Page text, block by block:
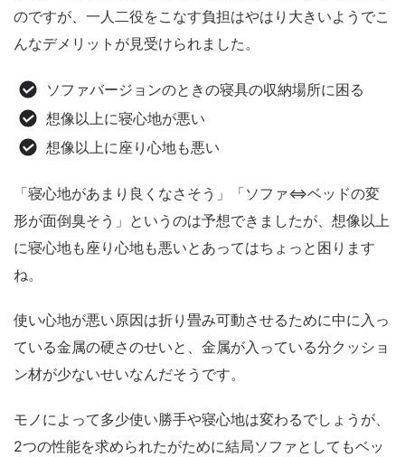
のですが、一人二役をこなす負担はやはり大きいようでこ
んなデメリットが見受けられました。
ソファバージョンのときの寝具の収納場所に困る
想像以上に寝心地が悪い
想像以上に座り心地も悪い
「寝心地があまり良くなさそう」「ソファ⇔ベッドの変
形が面倒臭そう」というのは予想できましたが、想像以上
に寝心地も座り心地も悪いとあってはちょっと困ります
ね。
使い心地が悪い原因は折り畳み可動させるために中に入っ
ている金属の硬さのせいと、金属が入っている分クッショ
ン材が少ないせいなんだそうです。
モノによって多少使い勝手や寝心地は変わるでしょうが、
2つの性能を求められたがために結局ソファとしてもベッ